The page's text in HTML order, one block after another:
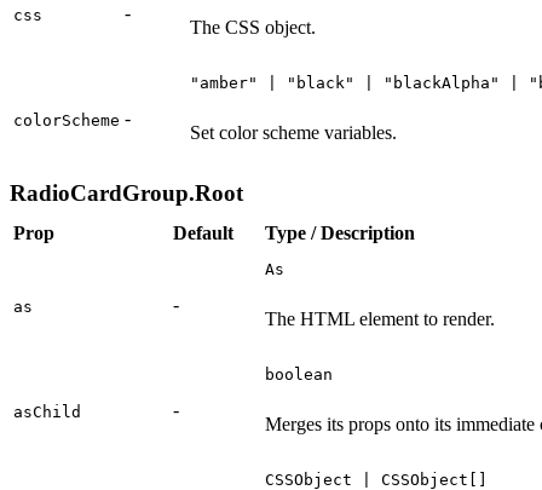
css -
The CSS object.
colorScheme -
"amber" | "black" | "blackAlpha"
Set color scheme variables.
RadioCardGroup.Root
Prop Default Type / Description
as -
As
The HTML element to render.
asChild -
boolean
Merges its props onto its immediate
CSSObject | CSSObject[]